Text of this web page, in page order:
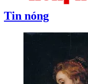
Tin nóng